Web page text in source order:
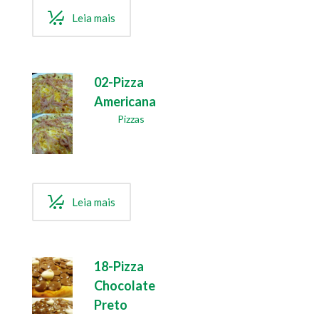
Leia mais
02-Pizza
Americana
Pizzas
Leia mais
18-Pizza
Chocolate
Preto